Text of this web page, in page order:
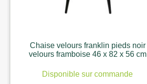
Chaise velours franklin pieds noir
velours framboise 46 x 82 x 56 cm
Disponible sur commande